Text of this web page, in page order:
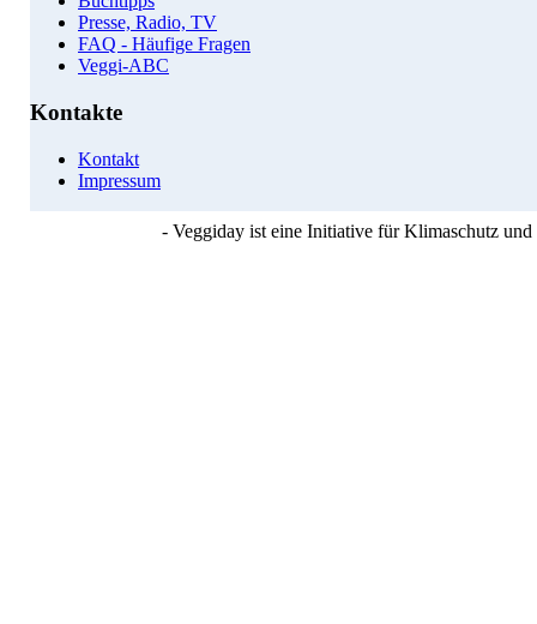
Presse, Radio, TV
FAQ - Häufige Fragen
Veggi-ABC
Kontakte
Kontakt
Impressum
- Veggiday ist eine Initiative für Klimaschutz